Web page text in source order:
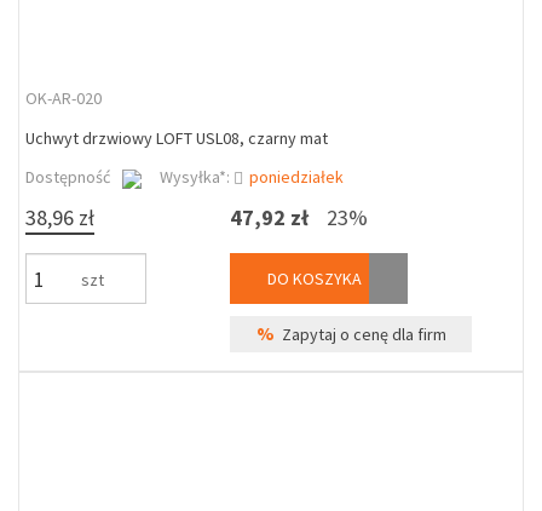
OK-AR-020
Uchwyt drzwiowy LOFT USL08, czarny mat
Dostępność
Wysyłka*: poniedziałek
38,96 zł
szt
47,92 zł 23%
DO KOSZYKA
% Zapytaj o cenę dla firm